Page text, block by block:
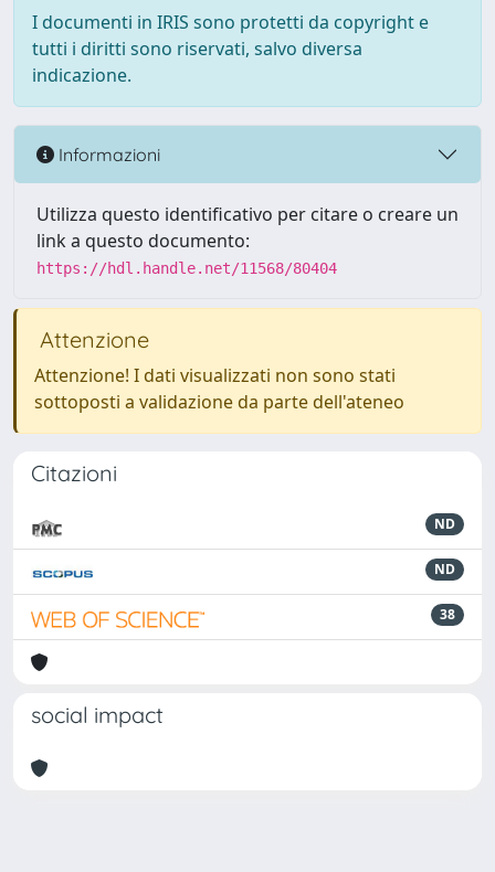
I documenti in IRIS sono protetti da copyright e
tutti i diritti sono riservati, salvo diversa
indicazione.
Informazioni
Utilizza questo identificativo per citare o creare un
link a questo documento:
https://hdl.handle.net/11568/80404
Attenzione
Attenzione! I dati visualizzati non sono stati
sottoposti a validazione da parte dell'ateneo
Citazioni
ND
ND
38
social impact